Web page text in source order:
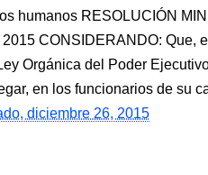
humanos RESOLUCIÓN
CONSIDERANDO: Que,
Orgánica del Poder
en los funcionarios de su
diciembre 26, 2015